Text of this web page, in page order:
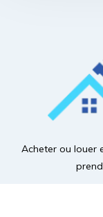
Acheter ou louer